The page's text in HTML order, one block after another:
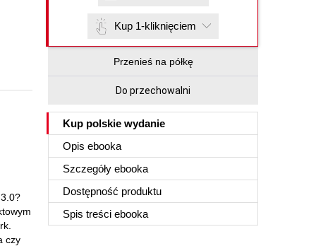
Kup 1-kliknięciem
Przenieś na półkę
Do przechowalni
Kup polskie wydanie
Opis ebooka
Szczegóły ebooka
Dostępność produktu
Spis treści ebooka
czy